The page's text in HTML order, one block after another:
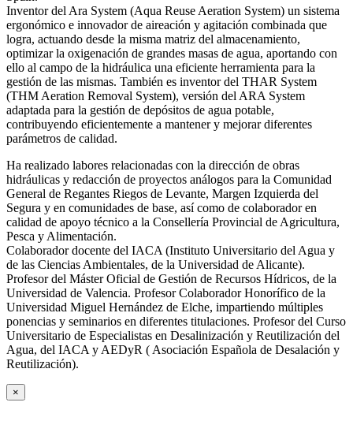
Inventor del Ara System (Aqua Reuse Aeration System) un sistema
ergonómico e innovador de aireación y agitación combinada que
logra, actuando desde la misma matriz del almacenamiento,
optimizar la oxigenación de grandes masas de agua, aportando con
ello al campo de la hidráulica una eficiente herramienta para la
gestión de las mismas. También es inventor del THAR System
(THM Aeration Removal System), versión del ARA System
adaptada para la gestión de depósitos de agua potable,
contribuyendo eficientemente a mantener y mejorar diferentes
parámetros de calidad.
Ha realizado labores relacionadas con la dirección de obras
hidráulicas y redacción de proyectos análogos para la Comunidad
General de Regantes Riegos de Levante, Margen Izquierda del
Segura y en comunidades de base, así como de colaborador en
calidad de apoyo técnico a la Consellería Provincial de Agricultura,
Pesca y Alimentación.
Colaborador docente del IACA (Instituto Universitario del Agua y
de las Ciencias Ambientales, de la Universidad de Alicante).
Profesor del Máster Oficial de Gestión de Recursos Hídricos, de la
Universidad de Valencia. Profesor Colaborador Honorífico de la
Universidad Miguel Hernández de Elche, impartiendo múltiples
ponencias y seminarios en diferentes titulaciones. Profesor del Curso
Universitario de Especialistas en Desalinización y Reutilización del
Agua, del IACA y AEDyR ( Asociación Española de Desalación y
Reutilización).
×